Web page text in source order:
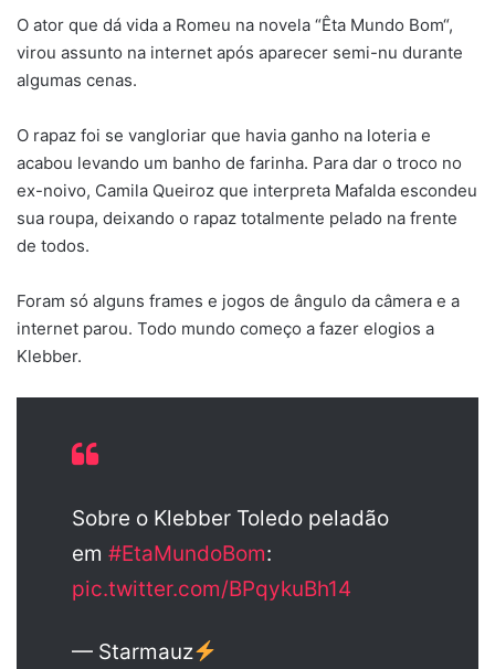
O ator que dá vida a Romeu na novela “Êta Mundo Bom“,
virou assunto na internet após aparecer semi-nu durante
algumas cenas.
O rapaz foi se vangloriar que havia ganho na loteria e
acabou levando um banho de farinha. Para dar o troco no
ex-noivo, Camila Queiroz que interpreta Mafalda escondeu
sua roupa, deixando o rapaz totalmente pelado na frente
de todos.
Foram só alguns frames e jogos de ângulo da câmera e a
internet parou. Todo mundo começo a fazer elogios a
Klebber.
Sobre o Klebber Toledo peladão
em #EtaMundoBom:
pic.twitter.com/BPqykuBh14
— Starmauz